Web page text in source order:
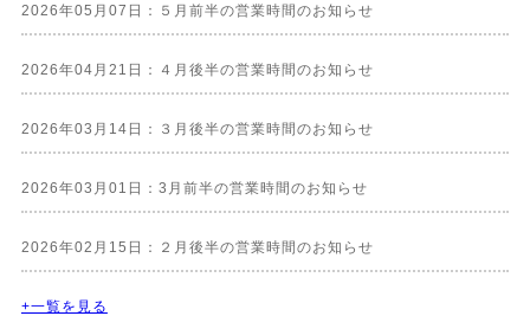
2026年05月07日：５月前半の営業時間のお知らせ
2026年04月21日：４月後半の営業時間のお知らせ
2026年03月14日：３月後半の営業時間のお知らせ
2026年03月01日：3月前半の営業時間のお知らせ
2026年02月15日：２月後半の営業時間のお知らせ
+一覧を見る